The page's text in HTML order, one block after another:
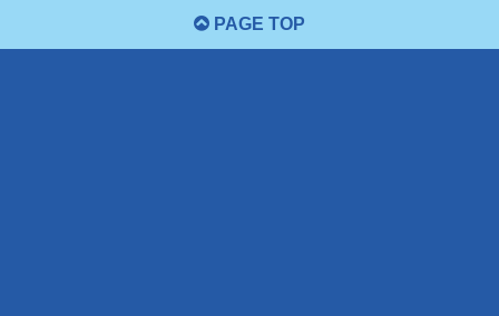
PAGE TOP